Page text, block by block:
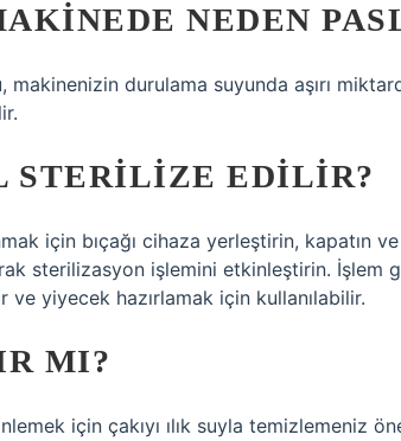
NEDEN
makinenizin durulama suyunda aşırı
STERILIZE EDILIR?
için bıçağı cihaza yerleştirin, kapatın ve
sterilizasyon işlemini etkinleştirin. İşlem
ve yiyecek hazırlamak için kullanılabilir.
MI?
için çakıyı ılık suyla temizlemeniz